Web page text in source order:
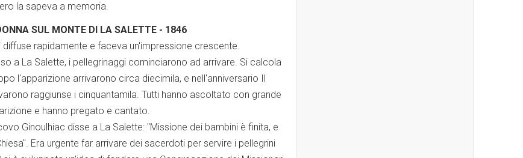
la sapeva a memoria.
SUL MONTE DI LA SALETTE - 1846
diffuse rapidamente e faceva un'impressione crescente.
a La Salette, i pellegrinaggi cominciarono ad arrivare. Si calcola
l'apparizione arrivarono circa diecimila, e nell'anniversario Il
raggiunse i cinquantamila. Tutti hanno ascoltato con grande
e hanno pregato e cantato.
Ginoulhiac disse a La Salette: "Missione dei bambini è finita, e
Era urgente far arrivare dei sacerdoti per servire i pellegrini